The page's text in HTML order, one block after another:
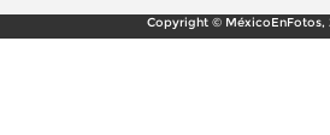
Copyright © MéxicoEnFotos,